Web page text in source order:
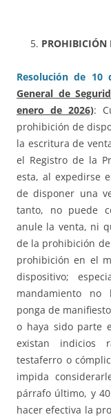
PROHIBICIÓN
Resolución de 10
General de
enero de 2026):
prohibición de
la escritura de
el Registro de la
esta, al expedirse
de disponer una
tanto, no puede
anule la venta, ni
de la prohibición
prohibición en el
dispositivo;
mandamiento no
ponga de
o haya sido parte
existan indicios
testaferro o
impida
párrafo último, y
hacer efectiva la